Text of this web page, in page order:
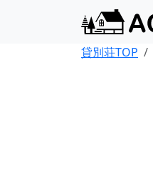
貸別荘TOP